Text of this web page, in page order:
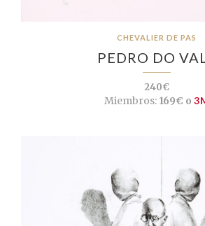
CHEVALIER DE PAS
PEDRO DO
240€
Miembros:169€ o